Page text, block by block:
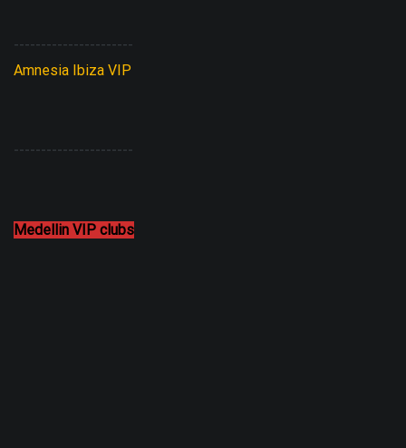
----------------------
Amnesia Ibiza VIP
----------------------
Medellin VIP clubs